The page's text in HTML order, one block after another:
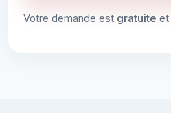
Votre demande est gratuite et